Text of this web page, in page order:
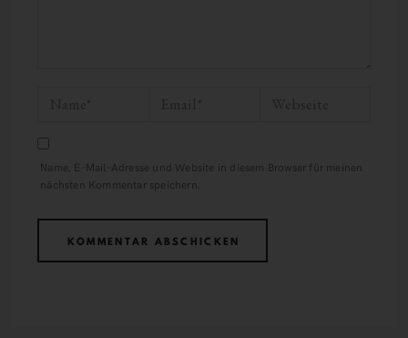
Name, E-Mail-Adresse und Website in diesem Browser für meinen
nächsten Kommentar speichern.